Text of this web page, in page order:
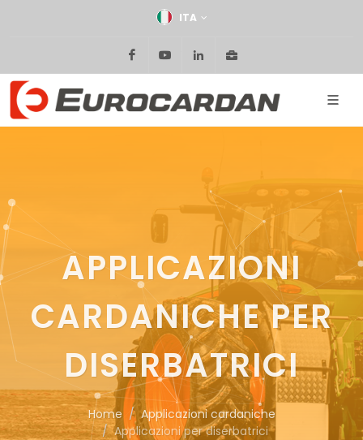
ITA
FacebookYoutubeLinkedin
APPLICAZIONI
CARDANICHE PER
DISERBATRICI
Home
Applicazioni cardaniche
Applicazioni per diserbatrici